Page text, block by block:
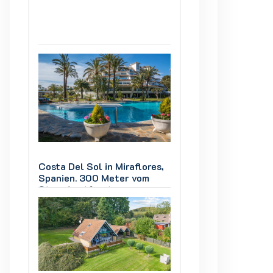
Costa Del Sol in Miraflores,
Spanien. 300 Meter vom
Strand entfernt